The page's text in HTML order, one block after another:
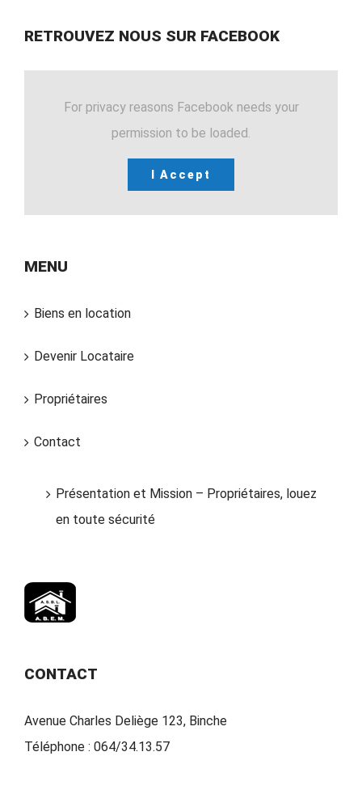
RETROUVEZ NOUS SUR FACEBOOK
For privacy reasons Facebook needs your
permission to be loaded.
I Accept
MENU
Biens en location
Devenir Locataire
Propriétaires
Contact
Présentation et Mission – Propriétaires, louez
en toute sécurité
CONTACT
Avenue Charles Deliège 123, Binche
Téléphone : 064/34.13.57